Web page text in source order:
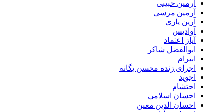
آرمین حبیبی
آرمین مرسی
آرین یاری
آوادیس
آیاز اعتماد
ابوالفضل شاکر
ابیرام
اجرای زنده محسن یگانه
اجوید
احتشام
احسان اسلامی
احسان الدین معین